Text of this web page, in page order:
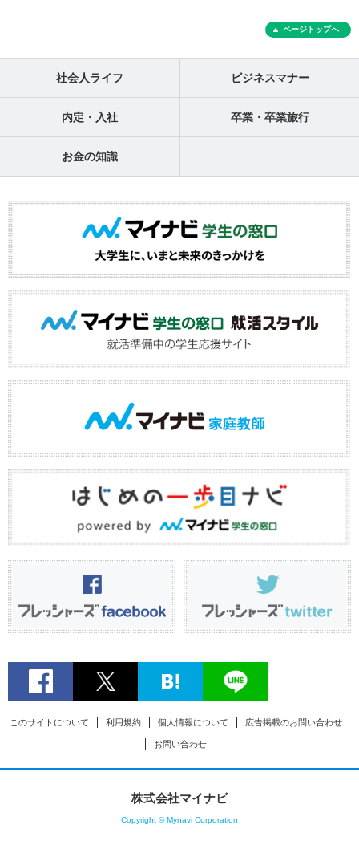
ページトップへ
社会人ライフ ビジネスマナー
内定・入社 卒業・卒業旅行
お金の知識
このサイトについて 利用規約 個人情報について 広告掲載のお問い合わせ
お問い合わせ
株式会社マイナビ
Copyright © Mynavi Corporation